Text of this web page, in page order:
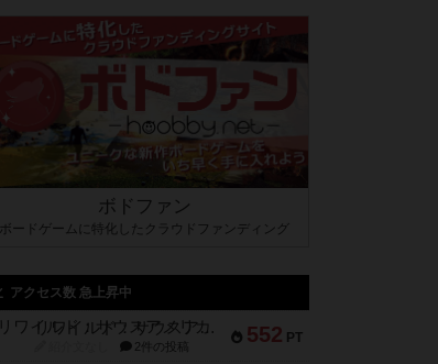
ボドファン
ボードゲームに特化したクラウドファンディング
アクセス数 急上昇中
552 PT
リワイルド：サウスアメリカ
2件の投稿